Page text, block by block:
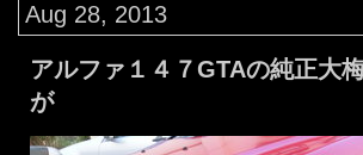
Aug 28, 2013
アルファ１４７GTAの純正
が